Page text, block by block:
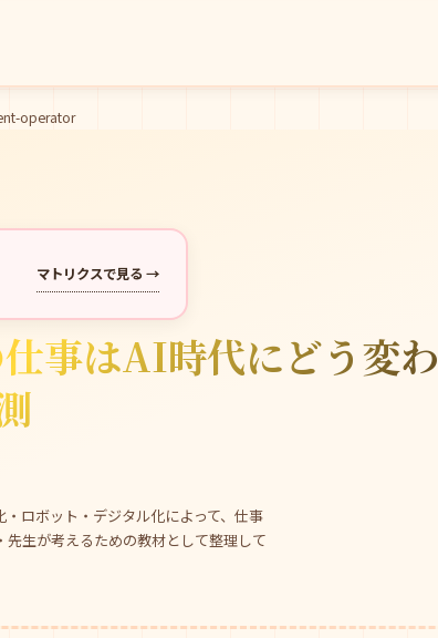
operator
マトリクスで見る →
事はAI時代にどう変わ
ロボット・デジタル化によって、仕事
生が考えるための教材として整理して